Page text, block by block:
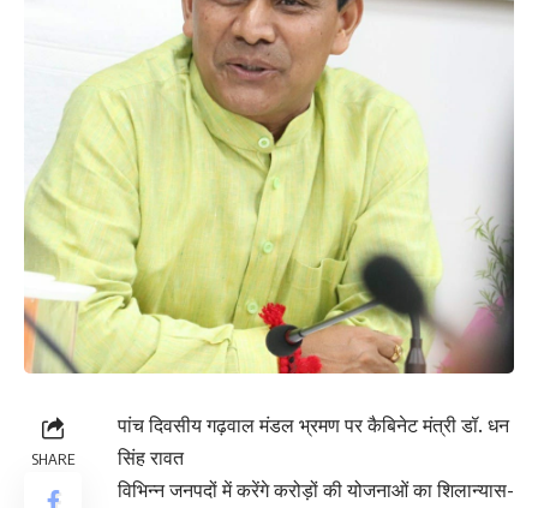
SHARE
पांच दिवसीय गढ़वाल मंडल भ्रमण पर कैबिनेट मंत्री डॉ. धन
सिंह रावत
विभिन्न जनपदों में करेंगे करोड़ों की योजनाओं का शिलान्यास-